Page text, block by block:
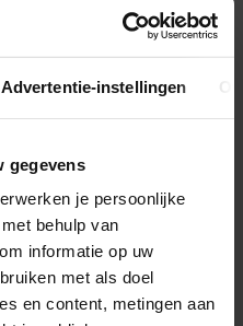
Advertentie-instellingen
gegevens
je persoonlijke
behulp van
informatie op uw
met als doel
en content, metingen aan